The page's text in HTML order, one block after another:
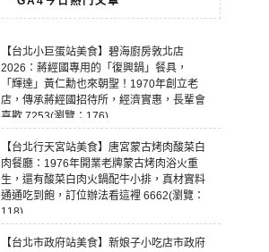
【台北小巨蛋站美食】碧海廚房敦北店
2026：蔣經國專用的「復興鍋」餐具，
「輝達」黃仁勳也來朝聖！1970年創立老
店，傳承蔣經國招待所，經濟實惠，長輩會
喜歡 7253(瀏覽：176)
【台北行天宮站美食】唐宮蒙古烤肉酸菜白
肉餐廳：1976年開業老牌蒙古烤肉浴火重
生，還有酸菜白肉火鍋配牛小排，真材實料
通通吃到飽，訂位辦法看這裡 6662(瀏覽：
118)
【台北市政府站美食】新娘子小吃店市政府